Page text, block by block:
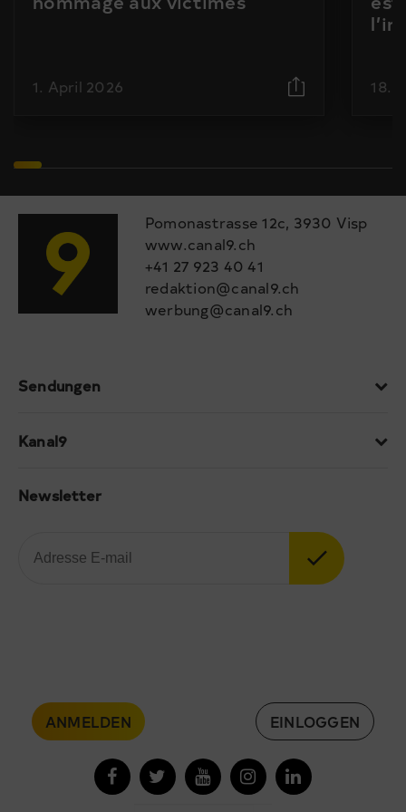
1. April 2026 18.
Pomonastrasse 12c, 3930 Visp
www.canal9.ch
+41 27 923 40 41
redaktion@canal9.ch
werbung@canal9.ch
Sendungen
Kanal9
Newsletter
ANMELDEN EINLOGGEN